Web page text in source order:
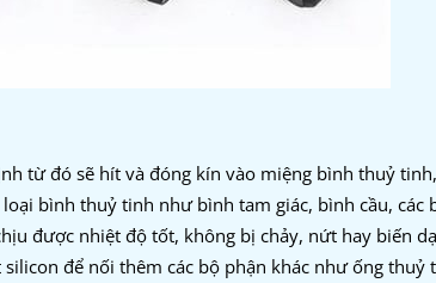
từ đó sẽ hít và đóng kín vào miệng bình thuỷ
bình thuỷ tinh như bình tam giác, bình cầu, các
được nhiệt độ tốt, không bị chảy, nứt hay biến
để nối thêm các bộ phận khác như ống thuỷ